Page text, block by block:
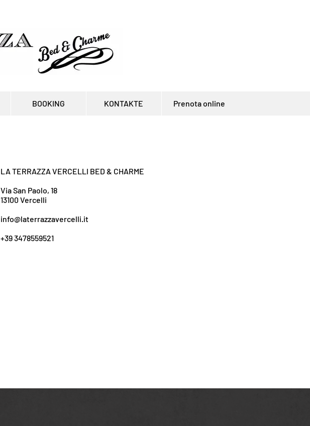
LA TERRAZZA VERCELLI BED & CHARME
Via San Paolo, 18
13100 Vercelli
info@laterrazzavercelli.it
+39 3478559521
BOOKING KONTAKTE Prenota online